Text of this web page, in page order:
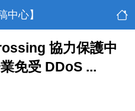
中心】
協力保護中
免受 DDoS ...